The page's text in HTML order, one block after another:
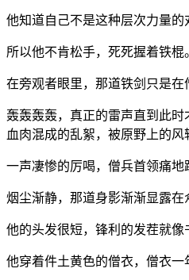
他知道自己不是这种层次力量的
所以他不肯松手，死死握着铁棍
在旁观者眼里，那道铁剑只是在
轰轰轰轰，真正的雷声直到此
血肉混成的乱絮，被原野上的风
一声凄惨的厉喝，僧兵首领痛地
烟尘渐静，那道身影渐渐显露在
他的头发很短，锋利的发茬就像
他穿着件土黄色的僧衣，僧衣一